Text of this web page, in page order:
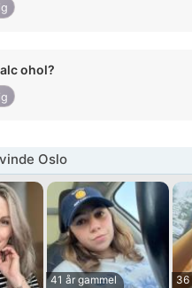
ohol?
Oslo
41 år gammel
36